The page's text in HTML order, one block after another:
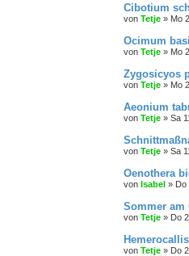
Cibotium
von Tetje » Mo
Ocimum
von Tetje » Mo
Zygosicyos
von Tetje » Mo
Aeonium
von Tetje » Sa
von Tetje » Sa
Oenothera
von Isabel » Do
Sommer am
von Tetje » Do
von Tetje » Do